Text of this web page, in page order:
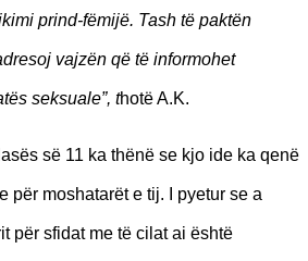
prind-fëmijë. Tash të paktën
vajzën që të informohet
seksuale”, thotë A.K.
së 11 ka thënë se kjo ide ka qenë
për moshatarët e tij. I pyetur se a
për sfidat me të cilat ai është